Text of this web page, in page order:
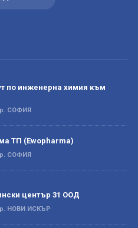
по инженерна химия към
СОФИЯ
ТП (Ewopharma)
СОФИЯ
център 31 ООД
НОВИ ИСКЪР